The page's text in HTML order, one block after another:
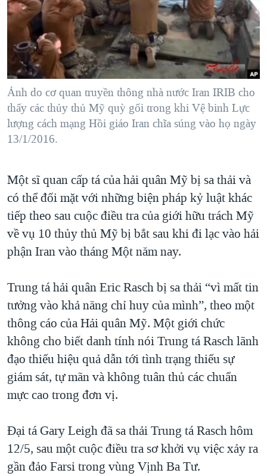
"Tìm"NGƯỜI VIỆT HẢI NGOẠI
ĐỜI SỐNG
KINH TẾ
KHOA HỌC
SỨC KHOẺ
VĂN HOÁ
THỂ THAO
TẠI
HÀNH TRÌNH BẦU CỬ 2024
MỘT NĂM CHIẾN TRANH TẠI DẢI GAZA
GIẢI MÃ VÀNH ĐAI & CON ĐƯỜNG
NGÀY TỊ NẠN THẾ GIỚI
TRỊNH VĨNH BÌNH - NGƯỜI HẠ 'BÊN THẮNG CUỘC'
GROUND ZERO – XƯA VÀ NAY
CÁC GIÁ TRỊ CỘNG HÒA Ở VIỆT NAM
THƯỢNG ĐỈNH TRUMP-KIM TẠI VIỆT NAM
TRỊNH VĨNH BÌNH VS. CHÍNH PHỦ VIỆT NAM
NGƯ DÂN VIỆT VÀ LÀN SÓNG TRỘM HẢI SÂM
BÊN KIA QUỐC LỘ: TIẾNG VỌNG TỪ NÔNG THÔN MỸ
QUAN HỆ VIỆT MỸ
VIDEO
NGHE
MẠNG XÃ HỘI
Ngôn ngữ khác
Ảnh do cơ quan truyền thông nhà nước Iran IRIB cho
thấy các thủy thủ Mỹ quỳ gối trong khi Vệ binh Lực
lượng cách mạng Hồi giáo Iran chĩa súng vào họ ngày
13/1/2016.
Một sĩ quan cấp tá của hải quân Mỹ bị sa thải và
có thể đối mặt với những biện pháp kỷ luật khác
tiếp theo sau cuộc điều tra của giới hữu trách Mỹ
về vụ 10 thủy thủ Mỹ bị bắt sau khi đi lạc vào hải
phận Iran vào tháng Một năm nay.
Trung tá hải quân Eric Rasch bị sa thải “vì mất tin
tưởng vào khả năng chỉ huy của mình”, theo một
thông cáo của Hải quân Mỹ. Một giới chức
không cho biết danh tính nói Trung tá Rasch lãnh
đạo thiếu hiệu quả dẫn tới tình trạng thiếu sự
giám sát, tự mãn và không tuân thủ các chuẩn
mực cao trong đơn vị.
Đại tá Gary Leigh đã sa thải Trung tá Rasch hôm
12/5, sau một cuộc điều tra sơ khởi vụ việc xảy ra
gần đảo Farsi trong vùng Vịnh Ba Tư.